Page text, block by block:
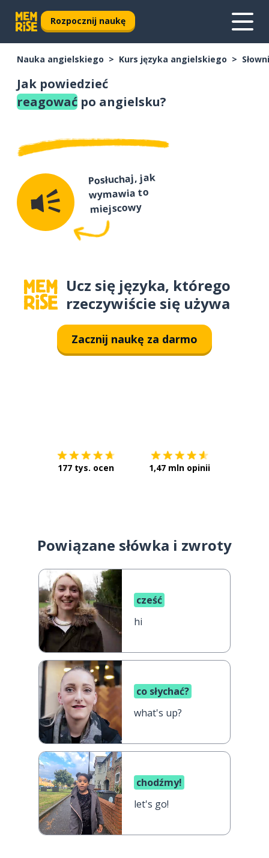
Rozpocznij naukę
Nauka angielskiego Kurs języka angielskiego
Jak powiedzieć
reagować po angielsku?
Posłuchaj, jak
wymawia to
miejscowy
Ucz się języka, którego
rzeczywiście się używa
Zacznij naukę za darmo
177 tys. ocen 1,47 mln opinii
Powiązane słówka i zwroty
cześć
hi
co słychać?
what's up?
chodźmy!
let's go!